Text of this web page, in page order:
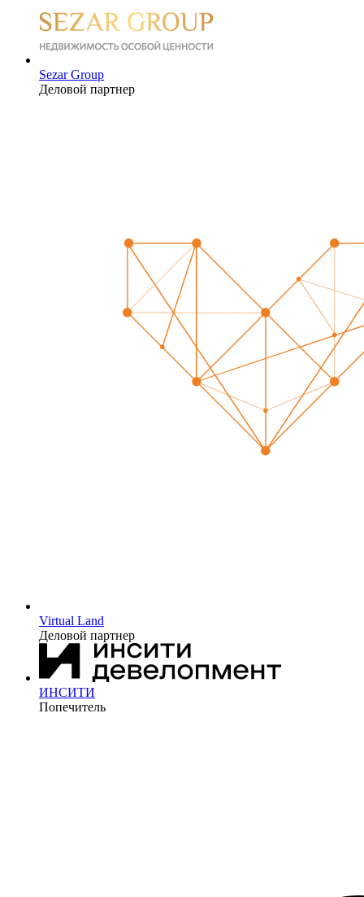
Sezar Group
Деловой партнер
Virtual Land
Деловой партнер
ИНСИТИ
Попечитель